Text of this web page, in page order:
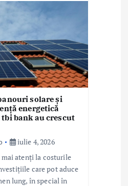
solare și
energetică
bank au crescut
iulie 4, 2026
atenți la costurile
care pot aduce
lung, în special în